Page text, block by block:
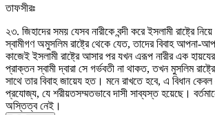
তাফসীরঃ
২৩. জিহাদের সময় যেসব নারীকে বন্দী করে ইসলামী রাষ্ট্রে
স্বামীগণ অমুসলিম রাষ্ট্রে থেকে যেত, তাদের বিবাহ আপনা-
কাজেই ইসলামী রাষ্ট্রে আসার পর যখন এরূপ নারীর এক
প্রাক্তন স্বামী দ্বারা সে গর্ভবতী না থাকত, তখন মুসলিম
সাথে তার বিবাহ জায়েয হত। মনে রাখতে হবে, এ বিধান
প্রযোজ্য, যে শরীয়তসম্মতভাবে দাসী সাব্যস্ত হয়েছে।
অস্তিত্ব নেই।